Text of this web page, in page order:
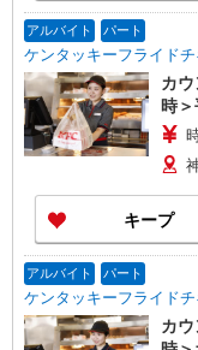
アルバイト パート
ケンタッキーフライド
カ
時
キープ
アルバイト パート
ケンタッキーフライド
カ